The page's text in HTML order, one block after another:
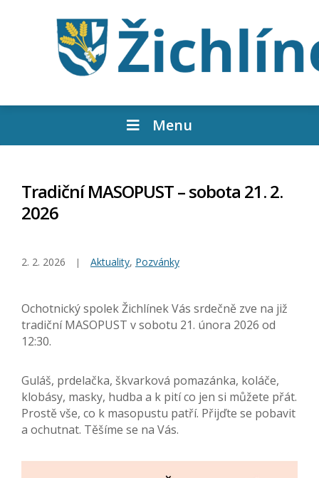
Menu
Tradiční MASOPUST – sobota 21. 2.
2026
2. 2. 2026 Aktuality, Pozvánky
Ochotnický spolek Žichlínek Vás srdečně zve na již
tradiční MASOPUST v sobotu 21. února 2026 od
12:30.
Guláš, prdelačka, škvarková pomazánka, koláče,
klobásy, masky, hudba a k pití co jen si můžete přát.
Prostě vše, co k masopustu patří. Přijďte se pobavit
a ochutnat. Těšíme se na Vás.